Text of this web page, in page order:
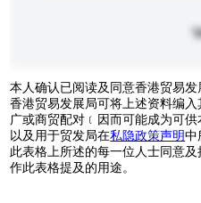
本人确认已阅读及同意香港贸易发
香港贸易发展局可将上述资料编
广或商贸配对﹝因而可能成为可
以及用于贸发局在私隐政策声明中
此表格上所述的每一位人士同意
作此表格提及的用途。